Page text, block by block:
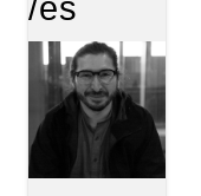
/es